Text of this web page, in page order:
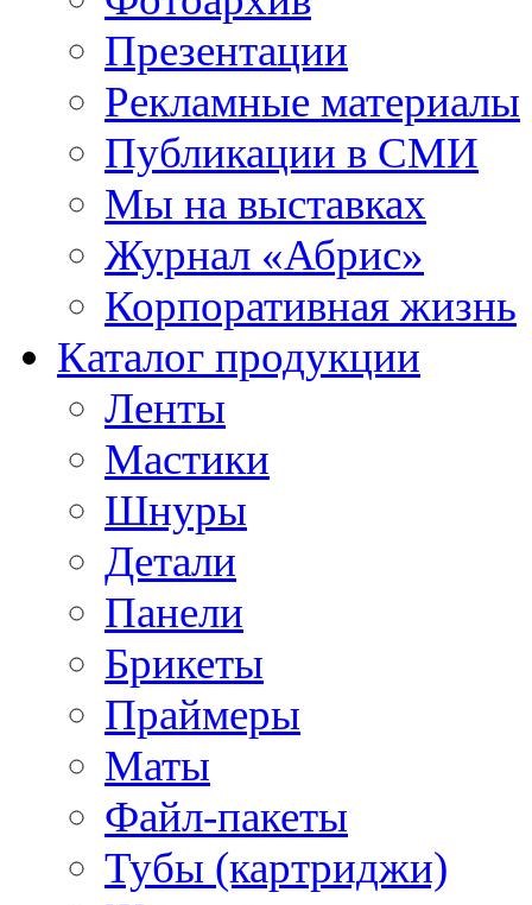
Презентации
Рекламные материалы
Публикации в СМИ
Мы на выставках
Журнал «Абрис»
Корпоративная жизнь
Каталог продукции
Ленты
Мастики
Шнуры
Детали
Панели
Брикеты
Праймеры
Маты
Файл-пакеты
Тубы (картриджи)